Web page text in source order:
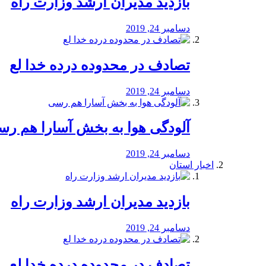
دسامبر 24, 2019
تصادف در محدوده درده خدا لع
دسامبر 24, 2019
آلودگی هوا به بخش آسارا هم
دسامبر 24, 2019
اخبار استان
بازدید مدیران ارشد وزارت راه
دسامبر 24, 2019